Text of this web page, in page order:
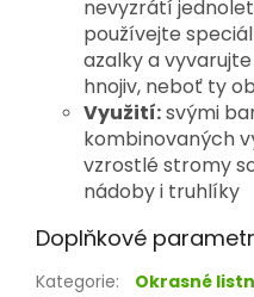
nevyzrátí
používejte
azalky a
hnojiv, neboť ty
Využití:svými
kombinovaných
vzrostlé stromy
nádoby i truhlíky
Doplňkové
Kategorie:
Okrasné